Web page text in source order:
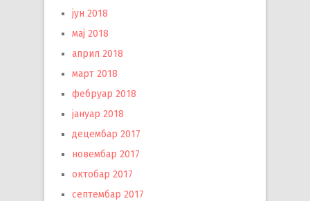
јун 2018
мај 2018
април 2018
март 2018
фебруар 2018
јануар 2018
децембар 2017
новембар 2017
октобар 2017
септембар 2017